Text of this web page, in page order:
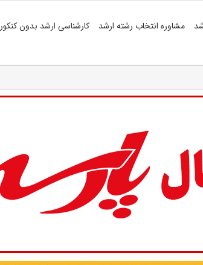
مشاوره انتخاب رشته ارشد کارشناسی ارشد بدون کنکور